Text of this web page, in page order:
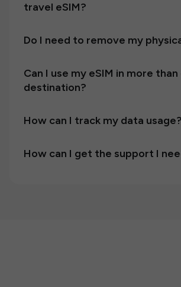
travel eSIM?
Do I need to remove my
Can I use my eSIM in more than
destination?
How can I track my data usage?
How can I get the support I